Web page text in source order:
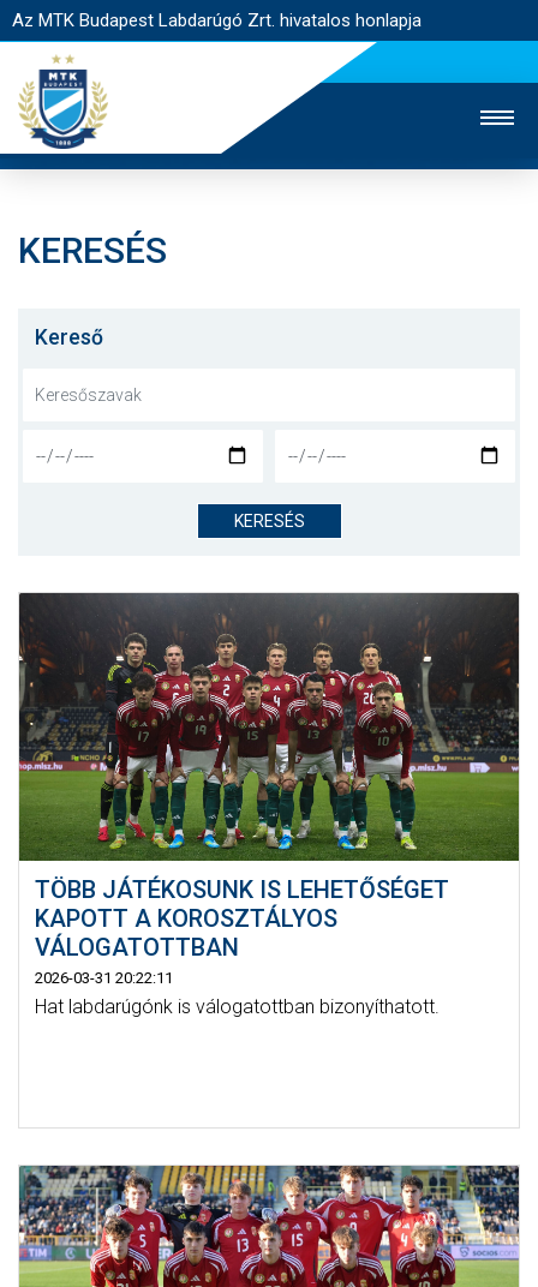
Az MTK Budapest Labdarúgó Zrt. hivatalos honlapja
JEGYÉRTÉKESÍTÉS
NYITÓLAP
CSAPATOK
KLUB
GALÉRIA
SZURKOLÓI ÉLMÉNYEK
AKKREDITÁCIÓ
KERESÉS
Kereső
KERESÉS
TÖBB JÁTÉKOSUNK IS LEHETŐSÉGET
KAPOTT A KOROSZTÁLYOS
VÁLOGATOTTBAN
2026-03-31 20:22:11
Hat labdarúgónk is válogatottban bizonyíthatott.